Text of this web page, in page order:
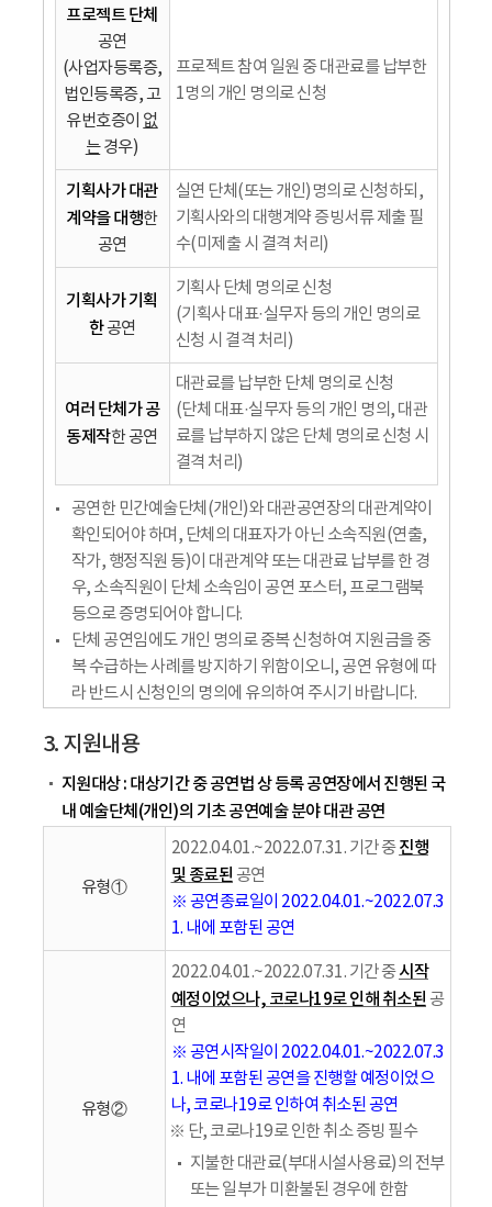
프로젝트 단체
공연
(사업자등록증,
법인등록증, 고
유번호증이 없
는경우)
프로젝트 참여 일원 중 대관료를 납부한
1명의 개인 명의로 신청
기획사가 대관
계약을 대행한
공연
실연 단체(또는 개인)명의로 신청하되,
기획사와의 대행계약 증빙서류 제출 필
수(미제출 시 결격 처리)
기획사가 기획
한공연
기획사 단체 명의로 신청
(기획사 대표·실무자 등의 개인 명의로
신청 시 결격 처리)
여러 단체가 공
동제작한 공연
대관료를 납부한 단체 명의로 신청
(단체 대표·실무자 등의 개인 명의, 대관
료를 납부하지 않은 단체 명의로 신청 시
결격 처리)
공연한 민간예술단체(개인)와 대관공연장의 대관계약이
확인되어야 하며, 단체의 대표자가 아닌 소속직원(연출,
작가, 행정직원 등)이 대관계약 또는 대관료 납부를 한 경
우, 소속직원이 단체 소속임이 공연 포스터, 프로그램북
등으로 증명되어야 합니다.
단체 공연임에도 개인 명의로 중복 신청하여 지원금을 중
복 수급하는 사례를 방지하기 위함이오니, 공연 유형에 따
라 반드시 신청인의 명의에 유의하여 주시기 바랍니다.
3. 지원내용
지원대상 : 대상기간 중 공연법 상 등록 공연장에서 진행된 국
내 예술단체(개인)의 기초 공연예술 분야 대관 공연
유형①
2022.04.01.~2022.07.31. 기간 중진행
및 종료된공연
※ 공연종료일이 2022.04.01.~2022.07.3
1. 내에 포함된 공연
유형②
2022.04.01.~2022.07.31. 기간 중시작
예정이었으나, 코로나19로 인해 취소된공
연
※ 공연시작일이 2022.04.01.~2022.07.3
1. 내에 포함된 공연을 진행할 예정이었으
나, 코로나19로 인하여 취소된 공연
※ 단, 코로나19로 인한 취소 증빙 필수
지불한 대관료(부대시설사용료)의 전부
또는 일부가 미환불된 경우에 한함